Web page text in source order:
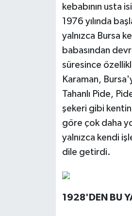
kebabının usta
1976 yılında
yalnızca Bursa
babasından
süresince
Karaman,
Tahanlı Pide,
şekeri gibi
göre çok daha
yalnızca kendi
dile getirdi.
1928'DEN BU